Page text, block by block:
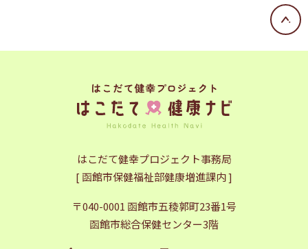
はこだて健幸プロジェクト事務局
[ 函館市保健福祉部健康増進課内 ]
〒040-0001 函館市五稜郭町23番1号
函館市総合保健センター3階